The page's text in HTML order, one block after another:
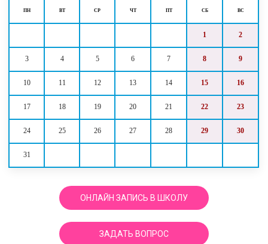
ПН ВТ СР ЧТ ПТ СБ ВС
1 2
3 4 5 6 7 8 9
10 11 12 13 14 15 16
17 18 19 20 21 22 23
24 25 26 27 28 29 30
31
ОНЛАЙН ЗАПИСЬ В ШКОЛУ
ЗАДАТЬ ВОПРОС